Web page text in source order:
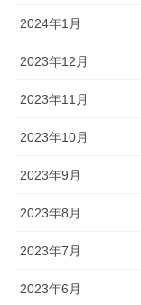
2024年1月
2023年12月
2023年11月
2023年10月
2023年9月
2023年8月
2023年7月
2023年6月